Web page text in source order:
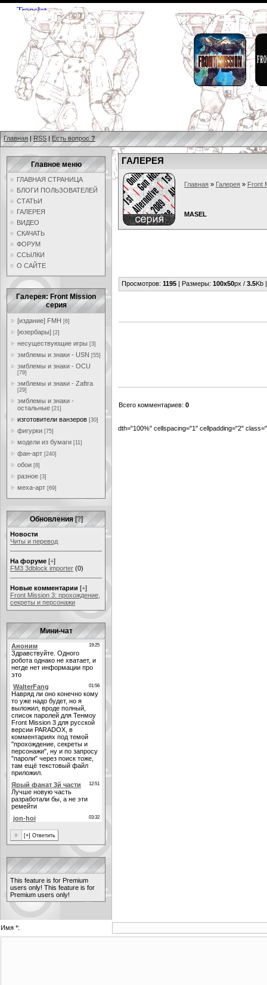
Главная | RSS | Есть вопрос ?
Главное меню
ГЛАВНАЯ СТРАНИЦА
БЛОГИ ПОЛЬЗОВАТЕЛЕЙ
СТАТЬИ
ГАЛЕРЕЯ
ВИДЕО
СКАЧАТЬ
ФОРУМ
ССЫЛКИ
О САЙТЕ
Галерея: Front Mission
серия
[издание] FMH [6]
[юзербары] [2]
несуществующие игры [3]
эмблемы и знаки - USN [55]
эмблемы и знаки - OCU
[79]
эмблемы и знаки - Zaftra
[29]
эмблемы и знаки -
остальные [21]
изготовители ванзеров [30]
фигурки [75]
модели из бумаги [11]
фан-арт [240]
обои [8]
разное [3]
меха-арт [69]
Обновления [?]
Новости
Читы и перевод
На форуме [+]
FM3 3dblock importer (0)
Новые комментарии [+]
Front Mission 3: прохождение,
секреты и персонажи
Мини-чат
This feature is for Premium
users only! This feature is for
Premium users only!
ГАЛЕРЕЯ
Главная » Галерея » Front
MASEL
Просмотров: 1195 | Размеры: 100x50px / 3.5Kb
Всего комментариев: 0
dth="100%" cellspacing="1" cellpadding="2"
Имя *: